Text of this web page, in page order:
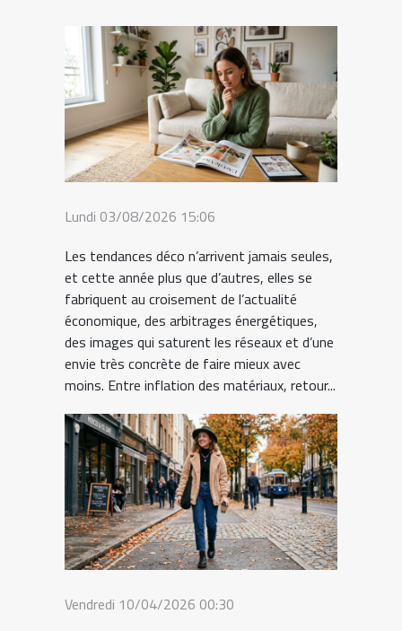
Lundi 03/08/2026 15:06
Les tendances déco n’arrivent jamais seules,
et cette année plus que d’autres, elles se
fabriquent au croisement de l’actualité
économique, des arbitrages énergétiques,
des images qui saturent les réseaux et d’une
envie très concrète de faire mieux avec
moins. Entre inflation des matériaux, retour...
Vendredi 10/04/2026 00:30